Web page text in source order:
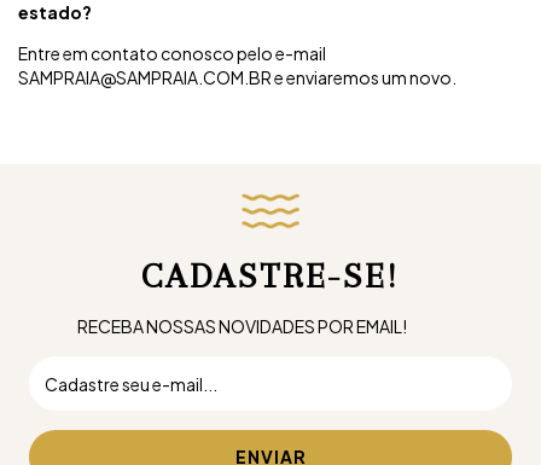
estado?
Entre em contato conosco pelo e-mail
SAMPRAIA@SAMPRAIA.COM.BRe enviaremos um novo.
CADASTRE-SE!
RECEBA NOSSAS NOVIDADES POR EMAIL!